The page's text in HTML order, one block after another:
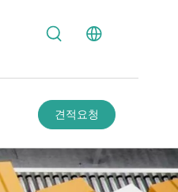
견적요청